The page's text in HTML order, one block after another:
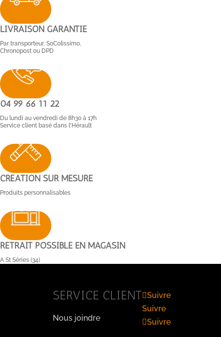
LIVRAISON GARANTIE
Par transporteur, SoColissimo,
Chronopost ou DPD
04 99 66 11 22
Du lundi au vendredi de 8h30 à 17h
Service client basé dans l'Hérault
CRÉATION SUR MESURE
Produits personnalisables
RETRAIT POSSIBLE EN MAGASIN
A St Séries (34)
SERVICE CLIENT
Nous joindre
Suivre
Suivre
Suivre